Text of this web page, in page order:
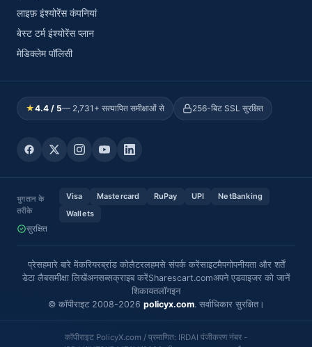
लाइफ़ इंश्योरेंस कंपनियां
बेस्ट टर्म इंश्योरेंस प्लान
मेडिक्लेम पॉलिसी
★4.4 / 5— 2,731+ सत्यापित समीक्षाओं से 256-बिट SSL सुरक्षित
भुगतान के
तरीके
Visa Mastercard RuPay UPI
NetBanking
Wallets
सुरक्षित
प्रेसहमारे बारे मेंकरियरब्रांड कोलैटरलहमसे संपर्क करेंसाइटमैपगोपनीयता और शर्तें
डेटा लैबसमीक्षा लिखेंअनसब्सक्राइब करेंSharescart.comअपने एडवाइजर को जानें
शिकायतलॉगइन
© कॉपीराइट 2008-2026 policyx.com. सर्वाधिकार सुरक्षित।
कॉपीराइट PolicyX.com / प्रमाणित: IRDAI पंजीकरण नंबर -